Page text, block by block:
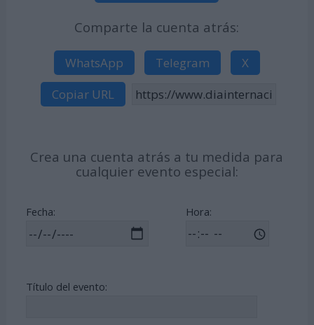
Comparte la cuenta atrás:
WhatsApp Telegram
X
Copiar URL
Crea una cuenta atrás a tu medida para
cualquier evento especial:
Fecha: Hora:
Título del evento: